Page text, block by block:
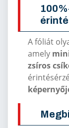
A fóliát
amely
zsíros